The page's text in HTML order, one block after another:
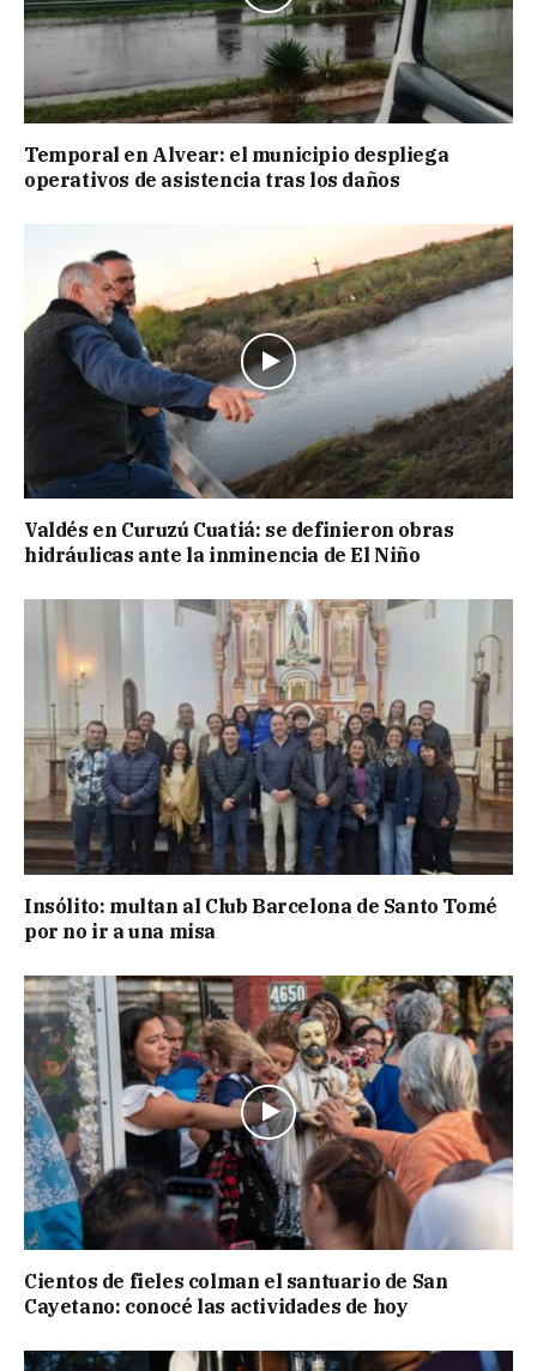
Temporal en Alvear: el municipio despliega
operativos de asistencia tras los daños
Valdés en Curuzú Cuatiá: se definieron obras
hidráulicas ante la inminencia de El Niño
Insólito: multan al Club Barcelona de Santo Tomé
por no ir a una misa
Cientos de fieles colman el santuario de San
Cayetano: conocé las actividades de hoy